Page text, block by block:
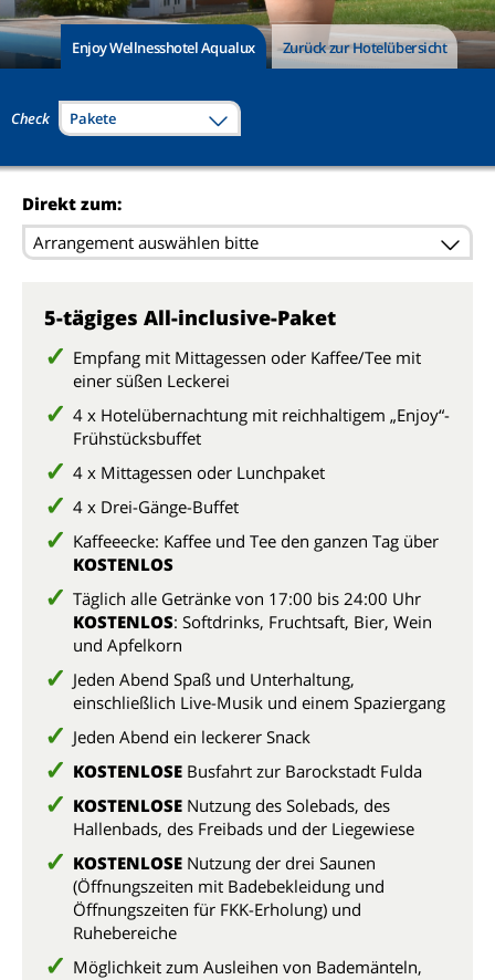
Enjoy Wellnesshotel Aqualux Zurück zur Hotelübersicht
Check Pakete
Direkt zum:
Arrangement auswählen bitte
5-tägiges All-inclusive-Paket
Empfang mit Mittagessen oder Kaffee/Tee mit
einer süßen Leckerei
4 x Hotelübernachtung mit reichhaltigem „Enjoy“-
Frühstücksbuffet
4 x Mittagessen oder Lunchpaket
4 x Drei-Gänge-Buffet
Kaffeeecke: Kaffee und Tee den ganzen Tag über
KOSTENLOS
Täglich alle Getränke von 17:00 bis 24:00 Uhr
KOSTENLOS: Softdrinks, Fruchtsaft, Bier, Wein
und Apfelkorn
Jeden Abend Spaß und Unterhaltung,
einschließlich Live-Musik und einem Spaziergang
Jeden Abend ein leckerer Snack
KOSTENLOSE Busfahrt zur Barockstadt Fulda
KOSTENLOSE Nutzung des Solebads, des
Hallenbads, des Freibads und der Liegewiese
KOSTENLOSE Nutzung der drei Saunen
(Öffnungszeiten mit Badebekleidung und
Öffnungszeiten für FKK-Erholung) und
Ruhebereiche
Möglichkeit zum Ausleihen von Bademänteln,